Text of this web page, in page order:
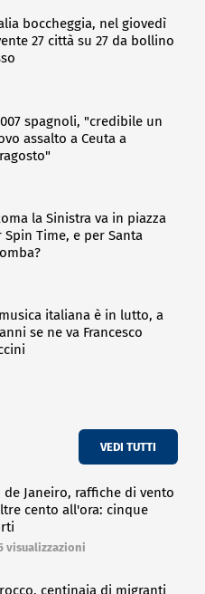
boccheggia, nel giovedì
27 città su 27 da bollino
spagnoli, "credibile un
assalto a Ceuta a
la Sinistra va in piazza
Spin Time, e per Santa
italiana è in lutto, a
se ne va Francesco
VEDI TUTTI
de Janeiro, raffiche di vento
cento all'ora: cinque
visualizzazioni
centinaia di migranti